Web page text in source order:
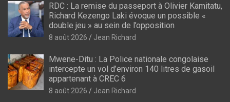
RDC : La remise du passeport à Olivier Kamitatu,
Richard Kezengo Laki évoque un possible «
double jeu » au sein de l’opposition
8 août 2026 Jean Richard
Mwene-Ditu : La Police nationale congolaise
intercepte un vol d’environ 140 litres de gasoil
appartenant à CREC 6
8 août 2026 Jean Richard